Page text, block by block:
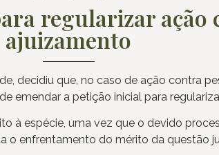
regularizar
ajuizamento
decidiu que, no caso de ação contra
emendar a petição inicial para
à espécie, uma vez que o devido
o enfrentamento do mérito da questão